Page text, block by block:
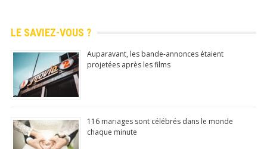
LE SAVIEZ-VOUS ?
Auparavant, les bande-annonces étaient
projetées après les films
116 mariages sont célébrés dans le monde
chaque minute
Application mobile
100% Gratuit